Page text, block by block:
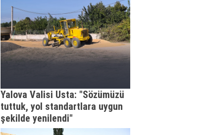
Yalova Valisi Usta: "Sözümüzü
tuttuk, yol standartlara uygun
şekilde yenilendi"